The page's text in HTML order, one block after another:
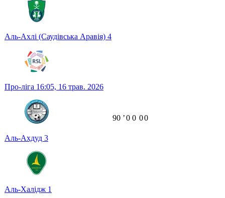
Аль-Ахлі (Саудівська Аравія) 4
Про-ліга 16:05, 16 трав. 2026
Аль-Ахдуд 3
Аль-Халідж 1
90 ʼ0 0 00